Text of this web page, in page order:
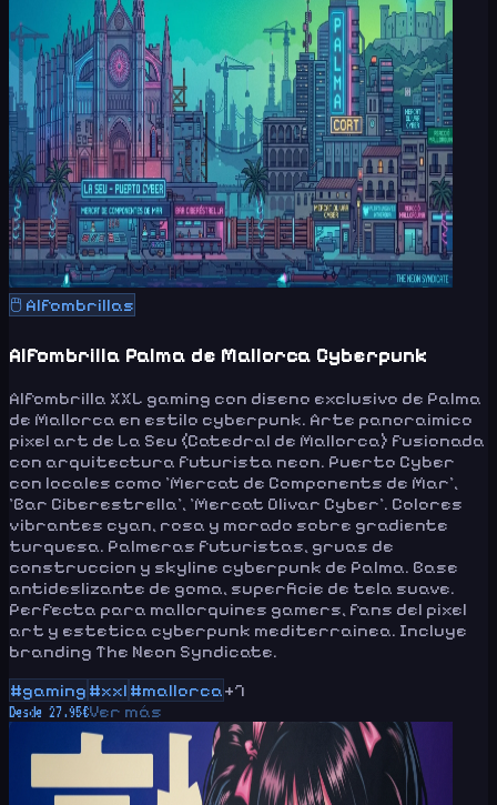
🖱️ Alfombrillas
Alfombrilla Palma de Mallorca Cyberpunk
Alfombrilla XXL gaming con diseno exclusivo de Palma
de Mallorca en estilo cyberpunk. Arte panoraimico
pixel art de La Seu (Catedral de Mallorca) fusionada
con arquitectura futurista neon. Puerto Cyber
con locales como 'Mercat de Components de Mar',
'Bar Ciberestrella', 'Mercat Olivar Cyber'. Colores
vibrantes cyan, rosa y morado sobre gradiente
turquesa. Palmeras futuristas, gruas de
construccion y skyline cyberpunk de Palma. Base
antideslizante de goma, superficie de tela suave.
Perfecta para mallorquines gamers, fans del pixel
art y estetica cyberpunk mediterrainea. Incluye
branding The Neon Syndicate.
#gaming #xxl #mallorca+7
Desde 27.95€Ver más